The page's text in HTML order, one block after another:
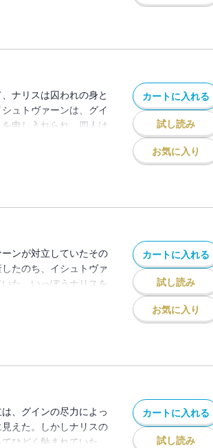
ナリスは囚われの身と
ュトヴァーンは、グイ
申し入れられ、四人は
命を左右する交渉は決
カートに入れる
試し読み
お気に入り
ンが対立していたその
たのち、イシュトヴァ
た。いっぽうナリスを
ロニア軍と何度かの激
カートに入れる
試し読み
お気に入り
、グインの尽力によっ
えた。しかしナリスの
ひどく蝕まれていた。
カートに入れる
試し読み